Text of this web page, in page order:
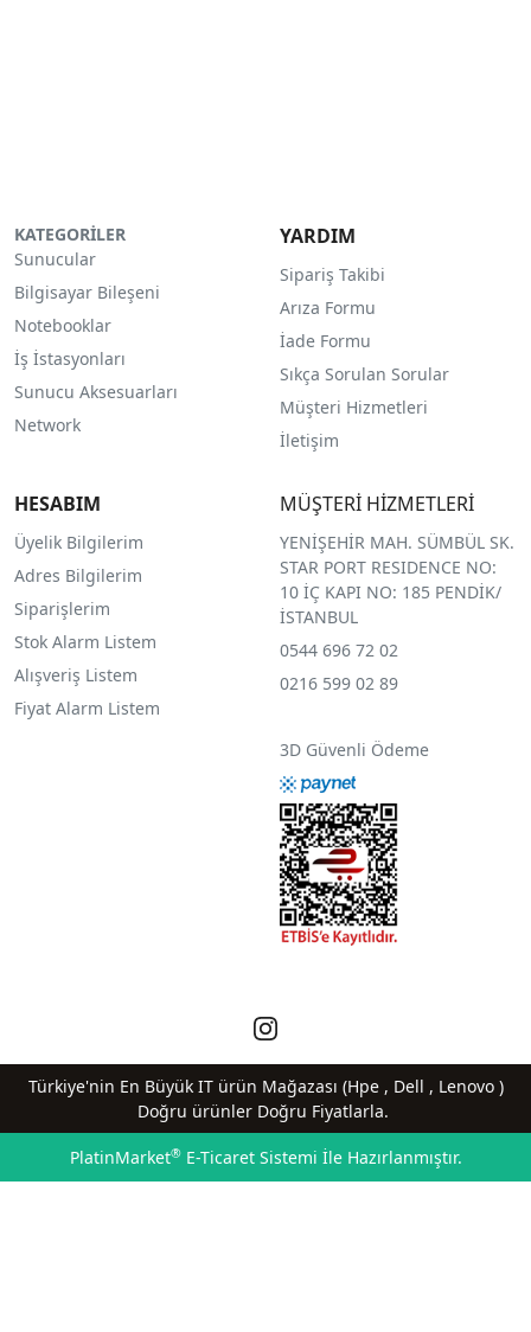
KATEGORİLER
Sunucular
Bilgisayar Bileşeni
Notebooklar
İş İstasyonları
Sunucu Aksesuarları
Network
YARDIM
Sipariş Takibi
Arıza Formu
İade Formu
Sıkça Sorulan Sorular
Müşteri Hizmetleri
İletişim
HESABIM
Üyelik Bilgilerim
Adres Bilgilerim
Siparişlerim
Stok Alarm Listem
Alışveriş Listem
Fiyat Alarm Listem
MÜŞTERİ HİZMETLERİ
YENİŞEHİR MAH. SÜMBÜL SK.
STAR PORT RESIDENCE NO:
10 İÇ KAPI NO: 185 PENDİK/
İSTANBUL
0544 696 72 02
0216 599 02 89
3D Güvenli Ödeme
Türkiye'nin En Büyük IT ürün Mağazası (Hpe , Dell , Lenovo )
Doğru ürünler Doğru Fiyatlarla.
PlatinMarket®E-Ticaret Sistemi İle Hazırlanmıştır.